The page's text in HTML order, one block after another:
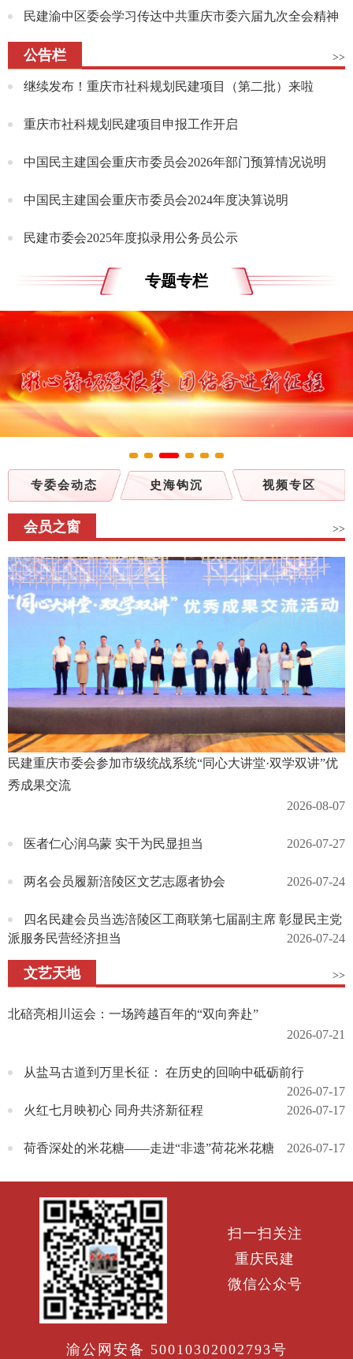
民建渝中区委会学习传达中共重庆市委六届九次全会精神
公告栏 >>
继续发布！重庆市社科规划民建项目（第二批）来啦
重庆市社科规划民建项目申报工作开启
中国民主建国会重庆市委员会2026年部门预算情况说明
中国民主建国会重庆市委员会2024年度决算说明
民建市委会2025年度拟录用公务员公示
专题专栏
专委会动态 史海钩沉 视频专区
会员之窗 >>
民建重庆市委会参加市级统战系统“同心大讲堂·双学双讲”优
秀成果交流
2026-08-07
医者仁心润乌蒙 实干为民显担当 2026-07-27
两名会员履新涪陵区文艺志愿者协会 2026-07-24
四名民建会员当选涪陵区工商联第七届副主席 彰显民主党
派服务民营经济担当
2026-07-24
文艺天地 >>
北碚亮相川运会：一场跨越百年的“双向奔赴”
2026-07-21
从盐马古道到万里长征： 在历史的回响中砥砺前行
2026-07-17
火红七月映初心 同舟共济新征程
2026-07-17
荷香深处的米花糖——走进“非遗”荷花米花糖 2026-07-17
扫一扫关注
重庆民建
微信公众号
渝公网安备 50010302002793号